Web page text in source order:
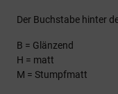
Der Buchstabe hinter
B = Glänzend
H = matt
M = Stumpfmatt